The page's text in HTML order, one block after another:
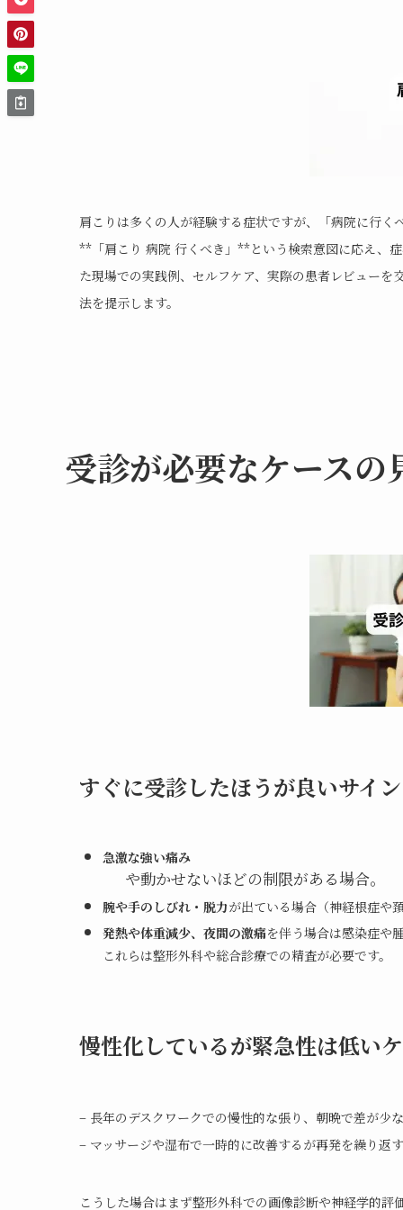
肩こりは多くの人が経験する症状ですが、「病院に行
**「肩こり 病院 行くべき」**という検索意図に応え、
た現場での実践例、セルフケア、実際の患者レビュー
法を提示します。
受診が必要なケースの
すぐに受診したほうが良いサイン
急激な強い痛み
や動かせないほどの制限がある場合。
腕や手のしびれ・脱力が出ている場合（神経根症や
発熱や体重減少、夜間の激痛を伴う場合は感染症や
これらは整形外科や総合診療での精査が必要です。
慢性化しているが緊急性は低い
– 長年のデスクワークでの慢性的な張り、朝晩で差が少
– マッサージや湿布で一時的に改善するが再発を繰り返
こうした場合はまず整形外科での画像診断や神経学的